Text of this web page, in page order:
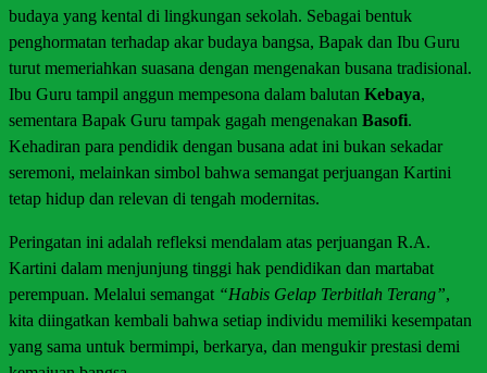
budaya yang kental di lingkungan sekolah. Sebagai bentuk
penghormatan terhadap akar budaya bangsa, Bapak dan Ibu Guru
turut memeriahkan suasana dengan mengenakan busana tradisional.
Ibu Guru tampil anggun mempesona dalam balutan Kebaya,
sementara Bapak Guru tampak gagah mengenakan Basofi.
Kehadiran para pendidik dengan busana adat ini bukan sekadar
seremoni, melainkan simbol bahwa semangat perjuangan Kartini
tetap hidup dan relevan di tengah modernitas.
Peringatan ini adalah refleksi mendalam atas perjuangan R.A.
Kartini dalam menjunjung tinggi hak pendidikan dan martabat
perempuan. Melalui semangat “Habis Gelap Terbitlah Terang”,
kita diingatkan kembali bahwa setiap individu memiliki kesempatan
yang sama untuk bermimpi, berkarya, dan mengukir prestasi demi